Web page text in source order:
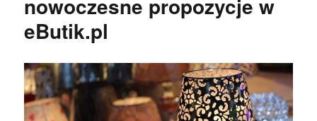
nowoczesne propozycje w
eButik.pl